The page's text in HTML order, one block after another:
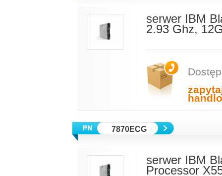
serwer IBM
2.93 Ghz,
7870ECG
serwer IBM
Processor